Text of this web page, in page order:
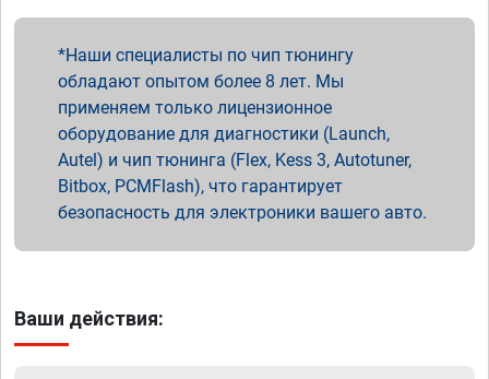
Наши специалисты по чип тюнингу
обладают опытом более 8 лет. Мы
применяем только лицензионное
оборудование для диагностики (Launch,
Autel) и чип тюнинга (Flex, Kess 3, Autotuner,
Bitbox, PCMFlash), что гарантирует
безопасность для электроники вашего авто.
Ваши действия: